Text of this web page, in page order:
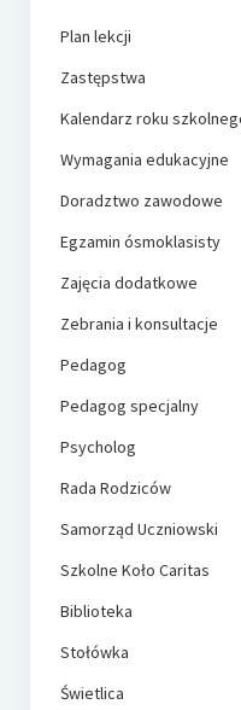
Plan lekcji
Zastępstwa
Kalendarz roku
Wymagania edukacyjne
Doradztwo zawodowe
Egzamin ósmoklasisty
Zajęcia dodatkowe
Zebrania i konsultacje
Pedagog
Pedagog specjalny
Psycholog
Rada Rodziców
Samorząd Uczniowski
Szkolne Koło Caritas
Biblioteka
Stołówka
Świetlica